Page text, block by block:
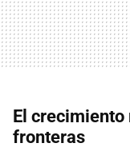
El crecimiento
fronteras